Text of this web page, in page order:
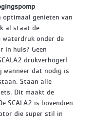
optimaal genieten van
al staat de
waterdruk onder de
in huis? Geen
drukverhoger!
wanneer dat nodig is
Staan alle
Dit maakt de
SCALA2 is bovendien
die super stil in